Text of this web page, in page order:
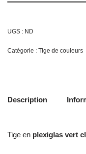
UGS : ND
Catégorie : Tige de couleurs
Description
Tige en plexiglas vert